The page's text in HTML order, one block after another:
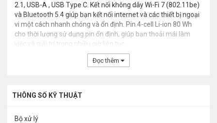
2.1, USB-A , USB Type C. Kết nối không dây Wi-Fi 7 (802.11be)
và Bluetooth 5.4 giúp bạn kết nối internet và các thiết bị ngoại
vi một cách nhanh chóng và ổn định. Pin 4-cell Li-ion 80 Wh
cho thời lượng sử dụng pin ổn định, giúp bạn thoải mái làm
việc và giải trí trong nhiều giờ liên tục.
Đọc thêm
THÔNG SỐ KỸ THUẬT
Bộ xử lý